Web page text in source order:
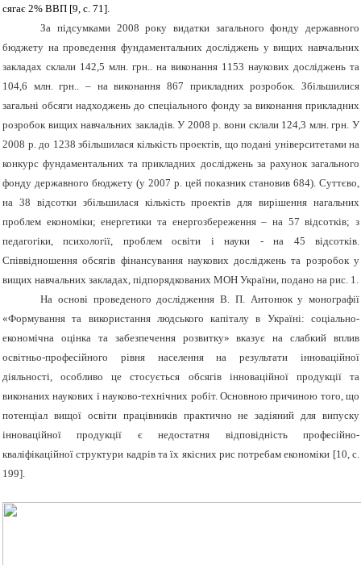
сягає 2% ВВП [9, с. 71].
За підсумками 2008 року видатки загального фонду державного
бюджету на проведення фундаментальних досліджень у вищих навчальних
закладах склали 142,5 млн. грн.. на виконання 1153 наукових досліджень та
104,6 млн. грн.. – на виконання 867 прикладних розробок. Збільшилися
загальні обсяги надходжень до спеціального фонду за виконання прикладних
розробок вищих навчальних закладів. У 2008 р. вони склали 124,3 млн. грн. У
2008 р. до 1238 збільшилася кількість проектів, що подані університетами на
конкурс фундаментальних та прикладних досліджень за рахунок загального
фонду державного бюджету (у 2007 р. цей показник становив 684). Суттєво,
на 38 відсотки збільшилася кількість проектів для вирішення нагальних
проблем економіки; енергетики та енергозбереження – на 57 відсотків; з
педагогіки, психології, проблем освіти і науки - на 45 відсотків.
Співвідношення обсягів фінансування наукових досліджень та розробок у
вищих навчальних закладах, підпорядкованих МОН України, подано на рис. 1.
На основі проведеного дослідження В. П. Антонюк у монографії
«Формування та використання людського капіталу в Україні: соціально-
економічна оцінка та забезпечення розвитку» вказує на слабкий вплив
освітньо-професійного рівня населення на результати інноваційної
діяльності, особливо це стосується обсягів інноваційної продукції та
виконаних наукових і науково-технічних робіт. Основною причиною того, що
потенціал вищої освіти працівників практично не задіяний для випуску
інноваційної продукції є недостатня відповідність професійно-
кваліфікаційної структури кадрів та їх якісних рис потребам економіки [10, с.
199].